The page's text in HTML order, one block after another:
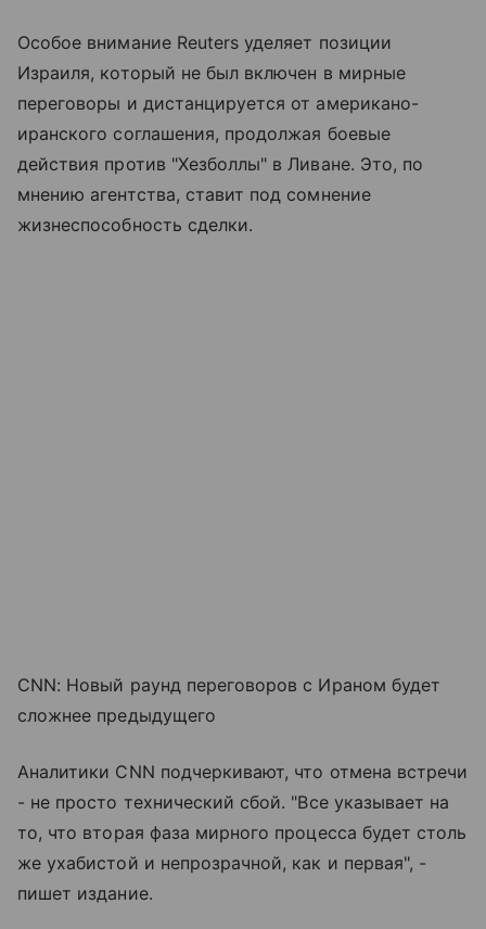
Особое внимание Reuters уделяет позиции
Израиля, который не был включен в мирные
переговоры и дистанцируется от американо-
иранского соглашения, продолжая боевые
действия против "Хезболлы" в Ливане. Это, по
мнению агентства, ставит под сомнение
жизнеспособность сделки.
CNN: Новый раунд переговоров с Ираном будет
сложнее предыдущего
Аналитики CNN подчеркивают, что отмена встречи
- не просто технический сбой. "Все указывает на
то, что вторая фаза мирного процесса будет столь
же ухабистой и непрозрачной, как и первая", -
пишет издание.